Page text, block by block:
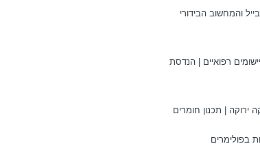
והמחשוב הבידורי
רפואיים | הנדסת
ירוקה | תכנון חומרים
בפולימרים